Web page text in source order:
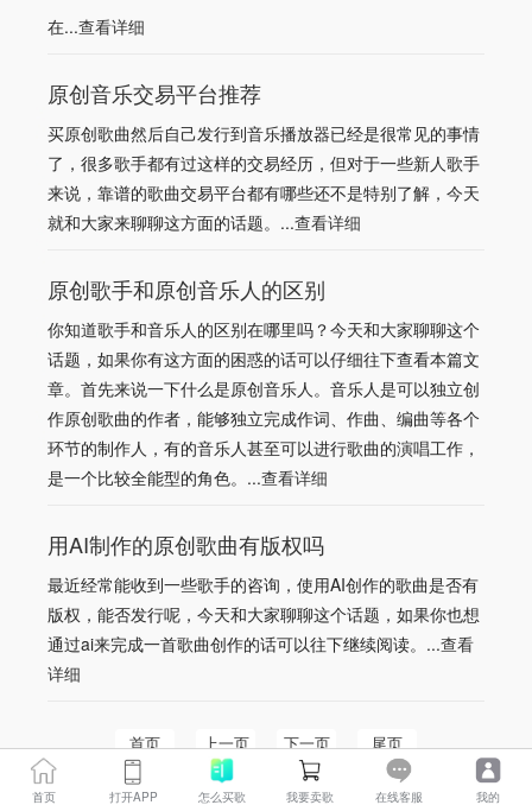
在...查看详细
原创音乐交易平台推荐
买原创歌曲然后自己发行到音乐播放器已经是很常见的事情
了，很多歌手都有过这样的交易经历，但对于一些新人歌手
来说，靠谱的歌曲交易平台都有哪些还不是特别了解，今天
就和大家来聊聊这方面的话题。...查看详细
原创歌手和原创音乐人的区别
你知道歌手和音乐人的区别在哪里吗？今天和大家聊聊这个
话题，如果你有这方面的困惑的话可以仔细往下查看本篇文
章。首先来说一下什么是原创音乐人。音乐人是可以独立创
作原创歌曲的作者，能够独立完成作词、作曲、编曲等各个
环节的制作人，有的音乐人甚至可以进行歌曲的演唱工作，
是一个比较全能型的角色。...查看详细
用AI制作的原创歌曲有版权吗
最近经常能收到一些歌手的咨询，使用AI创作的歌曲是否有
版权，能否发行呢，今天和大家聊聊这个话题，如果你也想
通过ai来完成一首歌曲创作的话可以往下继续阅读。...查看
详细
首页 上一页 下一页 尾页
首页 打开APP 怎么买歌 我要卖歌 在线客服 我的